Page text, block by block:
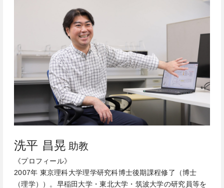
洗平 昌晃 助教
《プロフィール》
2007年 東京理科大学理学研究科博士後期課程修了（博士
（理学））。早稲田大学・東北大学・筑波大学の研究員等を